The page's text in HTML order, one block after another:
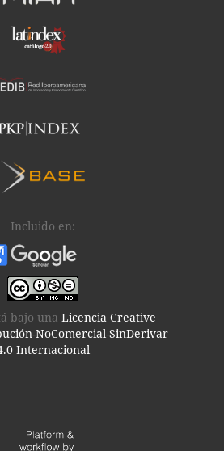
Incluido en:
bajo una Licencia Creative
NoComercial-SinDerivar
Internacional